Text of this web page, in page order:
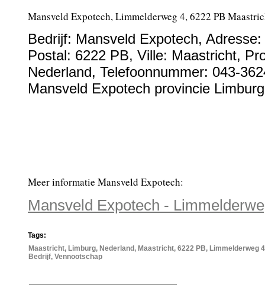
Mansveld Expotech, Limmelderweg 4, 6222 PB
Bedrijf: Mansveld Expotech, Adresse:
Postal: 6222 PB, Ville: Maastricht,
Nederland, Telefoonnummer: 043-
Mansveld Expotech provincie
Meer informatie Mansveld Expotech:
Mansveld Expotech -
Tags:
Maastricht, Limburg, Nederland, Maastricht, 6222 PB, Limmelderweg
Bedrijf, Vennootschap